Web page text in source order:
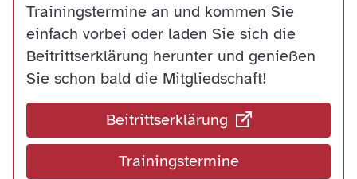
Trainingstermine an und kommen Sie
einfach vorbei oder laden Sie sich die
Beitrittserklärung herunter und genießen
Sie schon bald die Mitgliedschaft!
Beitrittserklärung
Trainingstermine